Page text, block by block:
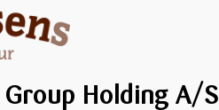
Group Holding A/S